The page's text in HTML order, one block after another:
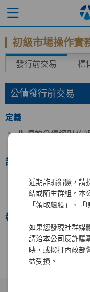
近期詐騙猖獗，請
結或陌生群組。本
「領取飆股」、「
如果您發現社群媒
請洽本公司反詐騙
映，或撥打內政部
益受損。
初級市場操作實
發行前交易 標
公債發行前交易
定義
指標的公債經財政
五個營業日起至一
部位限制
交割日為公債發行
部位加計公債標售
之三分之一。
報價
由交易商於財團法
系統上進行報價，
位合併計算保證金